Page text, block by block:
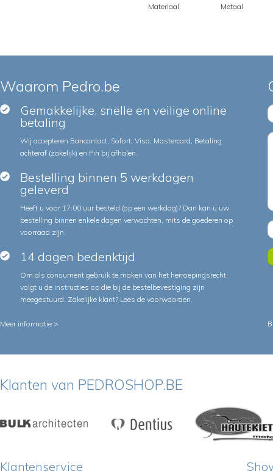
Materiaal:
Metaal
Waarom Pedro.be
Gemakkelijke, snelle en veilige online
betaling
Wij accepteren Bancontact, Sofort, Visa, Mastercard, Betaling
achteraf (zakelijk) en Pin bij afhalen.
Bestelling binnen 5 werkdagen
geleverd
Heeft u voor 17:00 uur besteld (op een werkdag)? Dan kan u uw
bestelling binnen enkele dagen verwachten, mits de goederen op
voorraad zijn.
14 dagen bedenktijd
Om als consument gebruik te maken van het herroepingsrecht
volgt u de instructies op die bij de bestelbevestiging zijn
meegestuurd. Zakelijke klant? Lees de voorwaarden.
Meer informatie >
Klanten van PEDROSHOP.BE
Klantenservice